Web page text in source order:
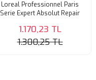
Loreal Professionnel Paris
Serie Expert Absolut Repair
Mucizevi Bakım Yağı 90 Ml
1.170,23 TL
1.300,25 TL